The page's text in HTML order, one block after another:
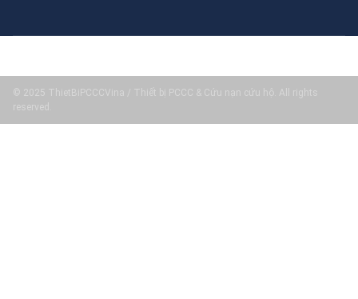
© 2025 ThietBiPCCCVina / Thiết bị PCCC & Cứu nạn cứu hộ. All rights
reserved.